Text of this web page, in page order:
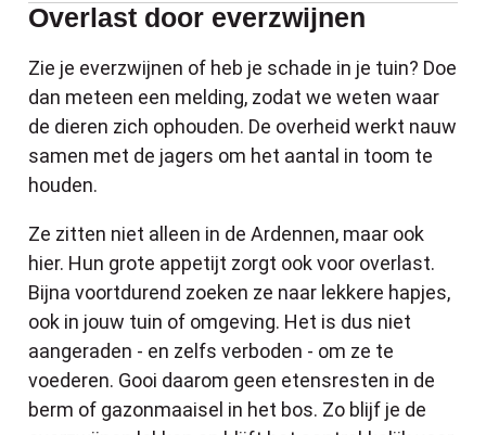
Overlast door everzwijnen
Zie je everzwijnen of heb je schade in je tuin? Doe
dan meteen een melding, zodat we weten waar
de dieren zich ophouden. De overheid werkt nauw
samen met de jagers om het aantal in toom te
houden.
Ze zitten niet alleen in de Ardennen, maar ook
hier. Hun grote appetijt zorgt ook voor overlast.
Bijna voortdurend zoeken ze naar lekkere hapjes,
ook in jouw tuin of omgeving. Het is dus niet
aangeraden - en zelfs verboden - om ze te
voederen. Gooi daarom geen etensresten in de
berm of gazonmaaisel in het bos. Zo blijf je de